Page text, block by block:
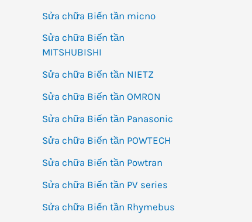
Sửa chữa Biến tần micno
Sửa chữa Biến tần
MITSHUBISHI
Sửa chữa Biến tần NIETZ
Sửa chữa Biến tần OMRON
Sửa chữa Biến tần Panasonic
Sửa chữa Biến tần POWTECH
Sửa chữa Biến tần Powtran
Sửa chữa Biến tần PV series
Sửa chữa Biến tần Rhymebus